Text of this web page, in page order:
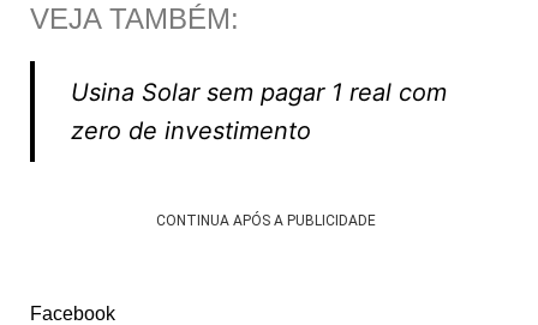
VEJA TAMBÉM:
Usina Solar sem pagar 1 real com
zero de investimento
CONTINUA APÓS A PUBLICIDADE
Facebook